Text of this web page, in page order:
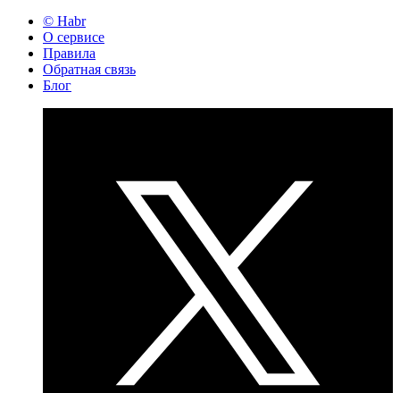
© Habr
О сервисе
Правила
Обратная связь
Блог